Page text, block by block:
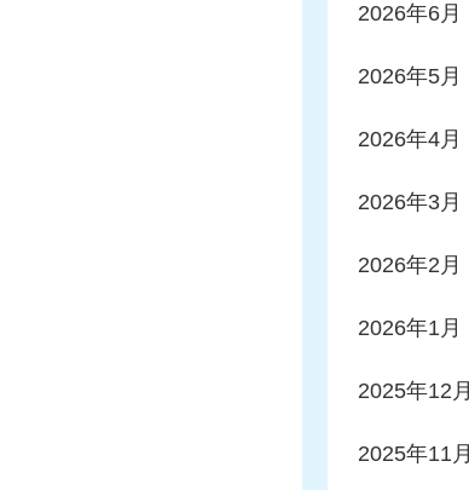
2026年6月
2026年5月
2026年4月
2026年3月
2026年2月
2026年1月
2025年12月
2025年11月